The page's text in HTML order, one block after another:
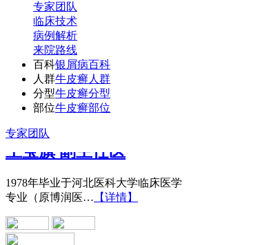
专家团队
临床技术
病例解析
来院路线
百科银屑病百科
人群牛皮癣人群
分型牛皮癣分型
部位牛皮癣部位
专家团队
王宝旗 副主任医
1978年毕业于河北医科大学临床医学
专业（原博润医…【详情】